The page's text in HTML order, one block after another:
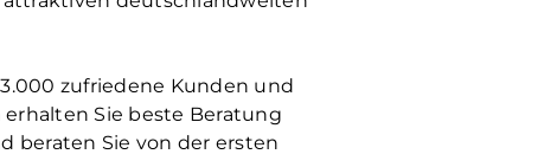
zufriedene Kunden und
Sie beste Beratung
beraten Sie von der ersten